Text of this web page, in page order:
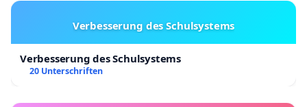
Verbesserung des Schulsystems
Verbesserung des Schulsystems
20 Unterschriften